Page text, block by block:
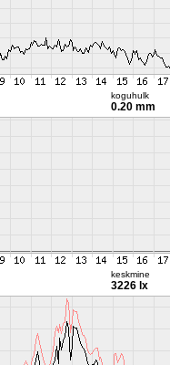
koguhulk
0.20 mm
keskmine
3226 lx